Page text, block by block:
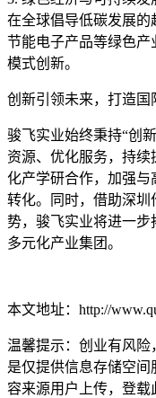
在全球倡导低碳发展的
节能电子产品等绿色
模式创新。
创新引领未来，打造国
骏飞实业始终秉持“创
资源、优化服务，持
化产学研合作，加强
转化。同时，借助深
势，骏飞实业将进一
多元化产业集团。
本文地址：http://
温馨提示：创业有风险
是仅提供信息存储空
容来源用户上传，登